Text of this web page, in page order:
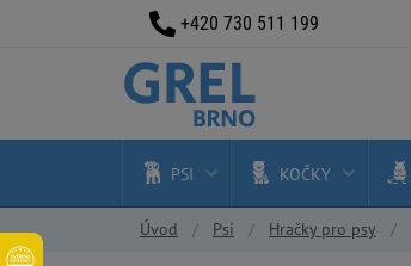
PSI KOČKY
Úvod Psi Hračky pro psy
+420 730 511 199